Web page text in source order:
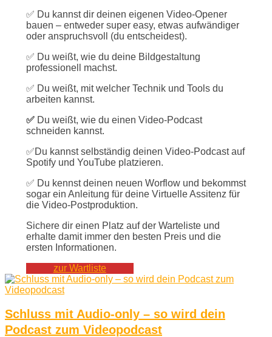
✅ Du kannst dir deinen eigenen Video-Opener
bauen – entweder super easy, etwas aufwändiger
oder anspruchsvoll (du entscheidest).
✅ Du weißt, wie du deine Bildgestaltung
professionell machst.
✅ Du weißt, mit welcher Technik und Tools du
arbeiten kannst.
✅ Du weißt, wie du einen Video-Podcast
schneiden kannst.
✅Du kannst selbständig deinen Video-Podcast auf
Spotify und YouTube platzieren.
✅ Du kennst deinen neuen Worflow und bekommst
sogar ein Anleitung für deine Virtuelle Assitenz für
die Video-Postproduktion.
Sichere dir einen Platz auf der Warteliste und
erhalte damit immer den besten Preis und die
ersten Informationen.
zur Wartliste
Schluss mit Audio-only – so wird dein
Podcast zum Videopodcast